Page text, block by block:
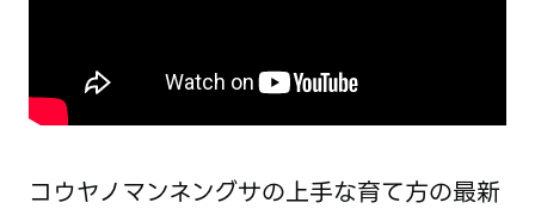
コウヤノマンネングサの上手な育て方の最新